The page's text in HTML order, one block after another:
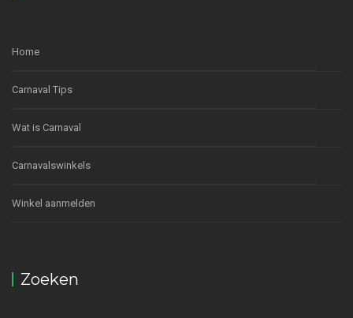
Home
Carnaval Tips
Wat is Carnaval
Carnavalswinkels
Winkel aanmelden
Zoeken